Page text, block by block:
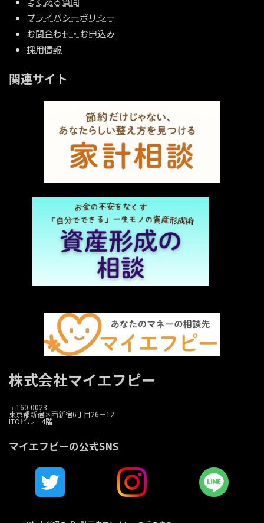
プライバシーポリシー
お問合わせ・お申込み
採用情報
関連サイト
株式会社マイエフピー
〒160-0023
東京都新宿区西新宿6丁目26－12
ITOビル 4階
マイエフピーの公式SNS